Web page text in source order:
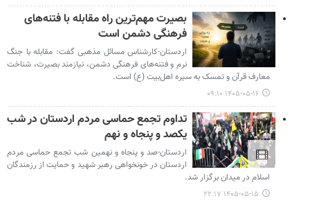
بصیرت مهم‌ترین راه مقابله با فتنه‌های
فرهنگی دشمن است
اردستان-کارشناس مسائل مذهبی گفت: مقابله با جنگ
نرم و فتنه‌های فرهنگی دشمن، نیازمند بصیرت، شناخت
معارف قرآن و تمسک به سیره اهل‌بیت (ع) است.
۱۴۰۵-۰۵-۱۶ ۰۹:۱۰
تداوم تجمع حماسی مردم اردستان در شب
یکصد و پنجاه و نهم
اردستان-صد و پنجاه و نهمین شب تجمع‌ حماسی مردم‌
اردستان در خونخواهی رهبر شهید و حمایت از رزمندگان
اسلام‌ در میدان برگزار شد.
۱۴۰۵-۰۵-۱۵ ۲۲:۱۷